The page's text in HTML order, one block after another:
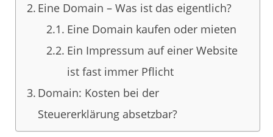
Eine Domain – Was ist das eigentlich?
Eine Domain kaufen oder mieten
Ein Impressum auf einer Website
ist fast immer Pflicht
Domain: Kosten bei der
Steuererklärung absetzbar?